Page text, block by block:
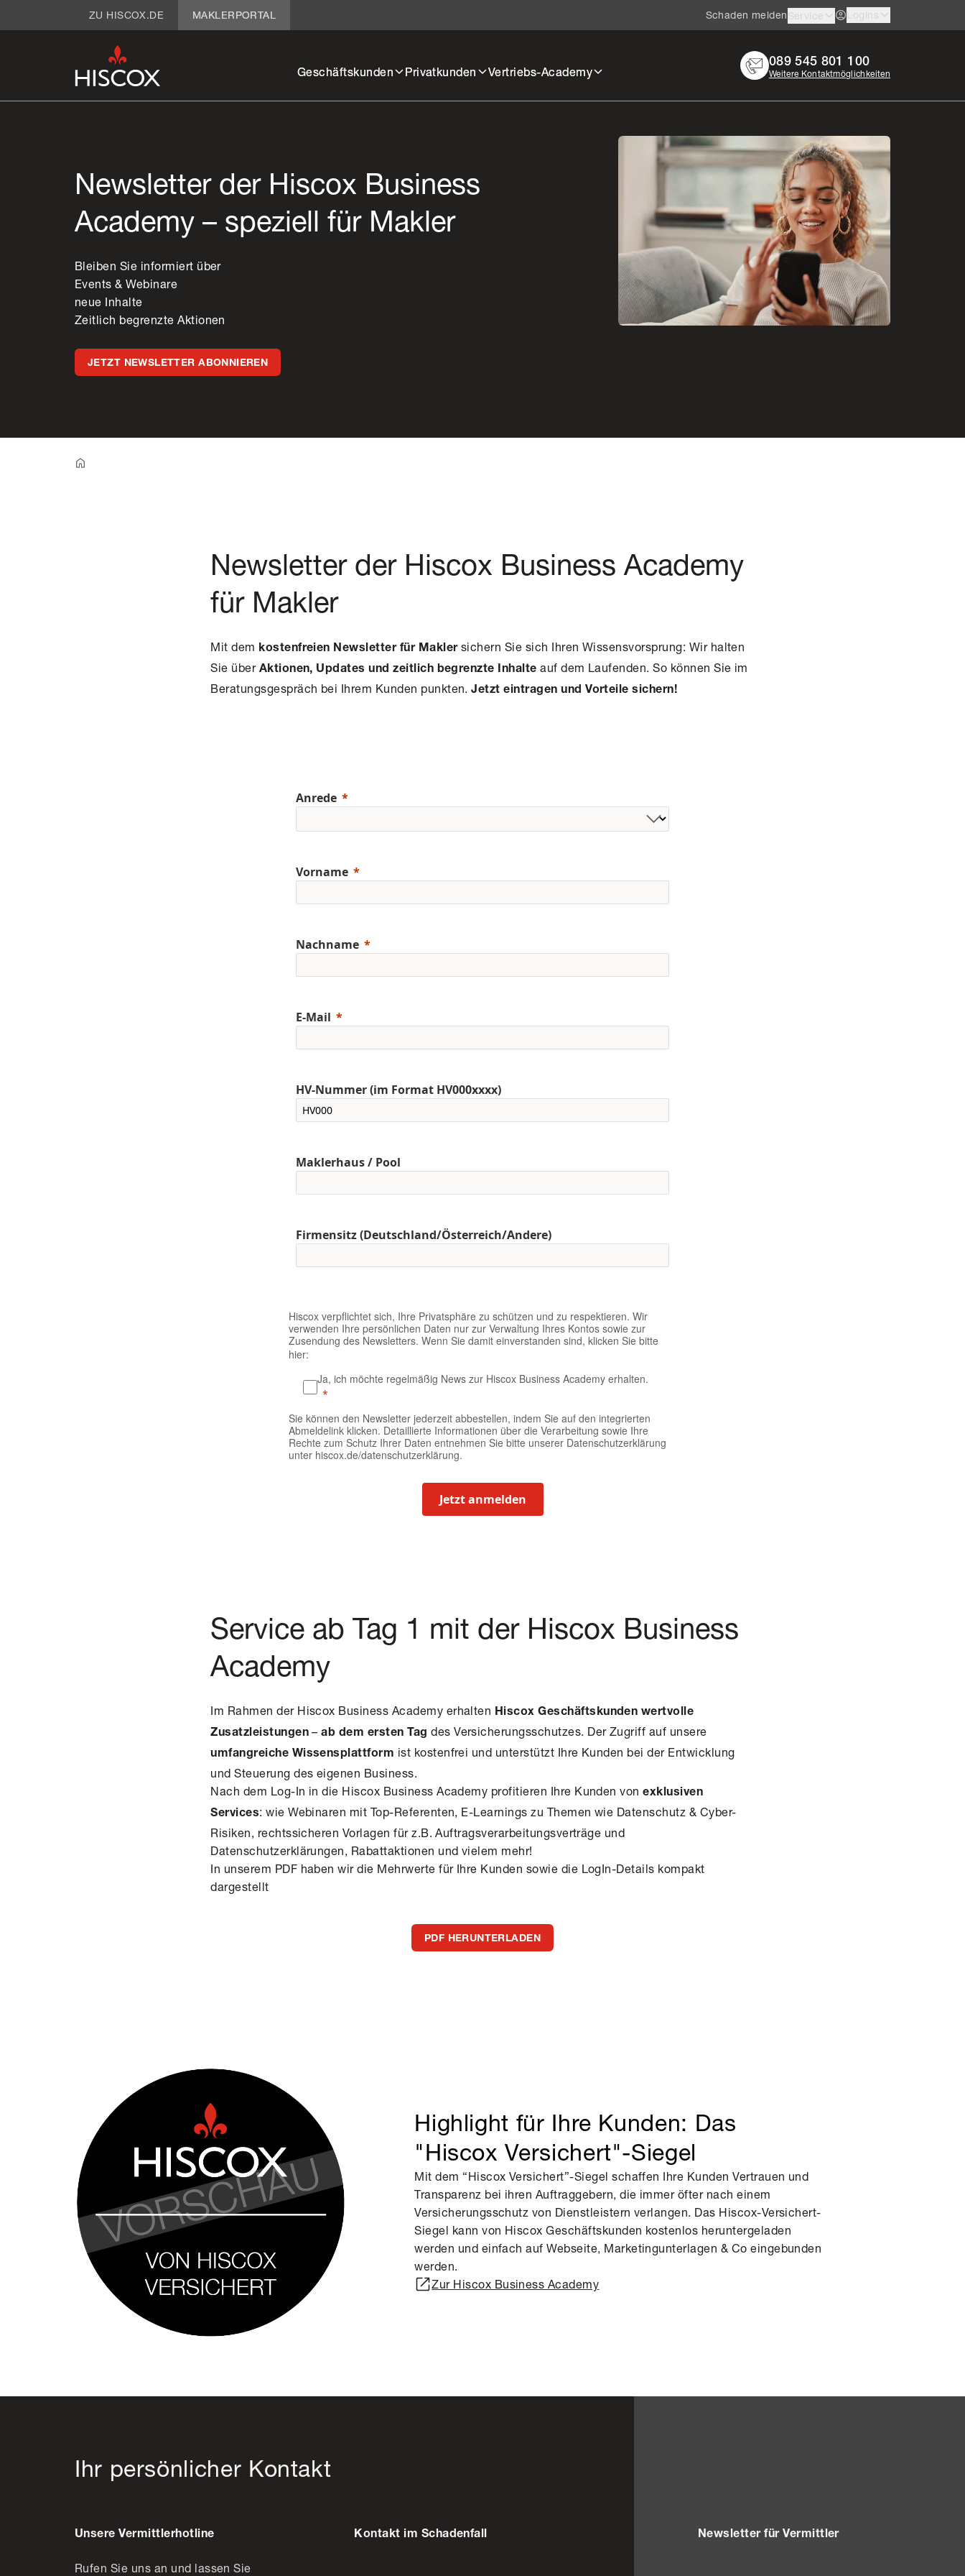
Geschäftskunden Privatkunden Vertriebs-Academy
089 545 801 100
Weitere Kontaktmöglichkeiten
ZU HISCOX.DE MAKLERPORTAL Schaden meldenService Logins
Newsletter der Hiscox Business
Academy – speziell für Makler
Bleiben Sie informiert über
Events & Webinare
neue Inhalte
Zeitlich begrenzte Aktionen
JETZT NEWSLETTER ABONNIEREN
Newsletter der Hiscox Business Academy
für Makler
Mit dem kostenfreien Newsletter für Makler sichern Sie sich Ihren Wissensvorsprung: Wir halten
Sie über Aktionen, Updates und zeitlich begrenzte Inhalte auf dem Laufenden. So können Sie im
Beratungsgespräch bei Ihrem Kunden punkten.Jetzt eintragen und Vorteile sichern!
Anrede
Vorname
Nachname
E-Mail
HV-Nummer (im Format HV000xxxx)
Maklerhaus / Pool
Firmensitz (Deutschland/Österreich/Andere)
Hiscox verpflichtet sich, Ihre Privatsphäre zu schützen und zu respektieren. Wir
verwenden Ihre persönlichen Daten nur zur Verwaltung Ihres Kontos sowie zur
Zusendung des Newsletters. Wenn Sie damit einverstanden sind, klicken Sie bitte
hier:
Ja, ich möchte regelmäßig News zur Hiscox Business Academy erhalten.
Sie können den Newsletter jederzeit abbestellen, indem Sie auf den integrierten
Abmeldelink klicken. Detaillierte Informationen über die Verarbeitung sowie Ihre
Rechte zum Schutz Ihrer Daten entnehmen Sie bitte unserer Datenschutzerklärung
unter hiscox.de/datenschutzerklärung.
Jetzt anmelden
Service ab Tag 1 mit der Hiscox Business
Academy
Im Rahmen der Hiscox Business Academy erhalten Hiscox Geschäftskunden wertvolle
Zusatzleistungen –ab dem ersten Tag des Versicherungsschutzes. Der Zugriff auf unsere
umfangreiche Wissensplattform ist kostenfrei und unterstützt Ihre Kunden bei der Entwicklung
und Steuerung des eigenen Business.
Nach dem Log-In in die Hiscox Business Academy profitieren Ihre Kunden vonexklusiven
Services: wie Webinaren mit Top-Referenten, E-Learnings zu Themen wie Datenschutz & Cyber-
Risiken, rechtssicheren Vorlagen für z.B. Auftragsverarbeitungsverträge und
Datenschutzerklärungen, Rabattaktionen und vielem mehr!
In unserem PDF haben wir die Mehrwerte für Ihre Kunden sowie die LogIn-Details kompakt
dargestellt
PDF HERUNTERLADEN
Highlight für Ihre Kunden: Das
"Hiscox Versichert"-Siegel
Mit dem “Hiscox Versichert”-Siegel schaffen Ihre Kunden Vertrauen und
Transparenz bei ihren Auftraggebern, die immer öfter nach einem
Versicherungsschutz von Dienstleistern verlangen. Das Hiscox-Versichert-
Siegel kann von Hiscox Geschäftskunden kostenlos heruntergeladen
werden und einfach auf Webseite, Marketingunterlagen & Co eingebunden
werden.
Zur Hiscox Business Academy
Ihr persönlicher Kontakt
Unsere Vermittlerhotline
Rufen Sie uns an und lassen Sie
Kontakt im Schadenfall Newsletter für Vermittler